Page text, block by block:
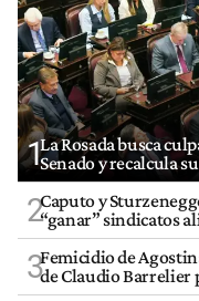
1La Rosada busca
Senado y recalcula
2Caputo y
“ganar” sindicatos
3Femicidio de
de Claudio Barrelier